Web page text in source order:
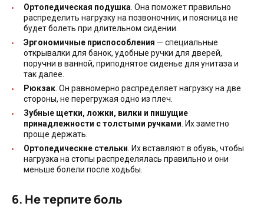
Ортопедическая подушка . Она поможет правильно
распределить нагрузку на позвоночник, и поясница не
будет болеть при длительном сидении.
Эргономичные приспособления — специальные
открывалки для банок, удобные ручки для дверей,
поручни в ванной, приподнятое сиденье для унитаза и
так далее.
Рюкзак . Он равномерно распределяет нагрузку на две
стороны, не перегружая одно из плеч.
Зубные щетки, ложки, вилки и пишущие
принадлежности с толстыми ручками . Их заметно
проще держать.
Ортопедические стельки . Их вставляют в обувь, чтобы
нагрузка на стопы распределялась правильно и они
меньше болели после ходьбы.
6. Не терпите боль